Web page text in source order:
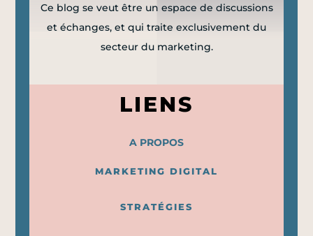
Ce blog se veut être un espace de discussions
et échanges, et qui traite exclusivement du
secteur du marketing.
LIENS
A PROPOS
MARKETING DIGITAL
STRATÉGIES